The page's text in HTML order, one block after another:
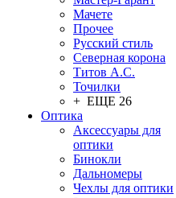
Мачете
Прочее
Русский стиль
Северная корона
Титов А.С.
Точилки
+ ЕЩЕ 26
Оптика
Аксессуары для
оптики
Бинокли
Дальномеры
Чехлы для оптики